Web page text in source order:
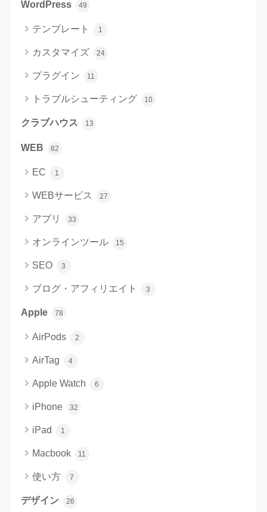
WordPress 49
テンプレート 1
カスタマイズ 24
プラグイン 11
トラブルシューティング 10
クラブハウス 13
WEB 82
EC 1
WEBサービス 27
アプリ 33
オンラインツール 15
SEO 3
ブログ・アフィリエイト 3
Apple 78
AirPods 2
AirTag 4
Apple Watch 6
iPhone 32
iPad 1
Macbook 11
使い方 7
デザイン 26